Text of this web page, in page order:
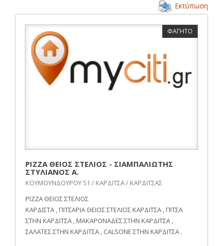
Εκτύπωση
ΦΑΓΗΤΟ
PIZZA ΘΕΙΟΣ ΣΤΕΛΙΟΣ - ΣΙΑΜΠΑΛΙΩΤΗΣ
ΣΤΥΛΙΑΝΟΣ Α.
ΚΟΥΜΟΥΝΔΟΥΡΟΥ 51 / ΚΑΡΔΙΤΣΑ / ΚΑΡΔΙΤΣΑΣ
PIZZA ΘΕΙΟΣ ΣΤΕΛΙΟΣ
ΚΑΡΔΙΣΤΑ , ΠΙΤΣΑΡΙΑ ΘΕΙΟΣ ΣΤΕΛΙΟΣ ΚΑΡΔΙΤΣΑ , ΠΙΤΣΑ
ΣΤΗΝ ΚΑΡΔΙΤΣΑ , ΜΑΚΑΡΟΝΑΔΕΣ ΣΤΗΝ ΚΑΡΔΙΤΣΑ ,
ΣΑΛΑΤΕΣ ΣΤΗΝ ΚΑΡΔΙΤΣΑ , CALSONE ΣΤΗΝ ΚΑΡΔΙΤΣΑ .